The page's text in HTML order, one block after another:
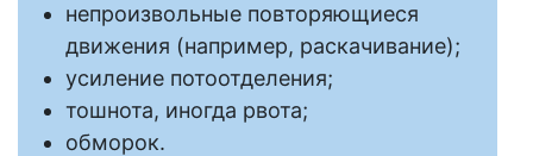
непроизвольные повторяющиеся
движения (например, раскачивание);
усиление потоотделения;
тошнота, иногда рвота;
обморок.